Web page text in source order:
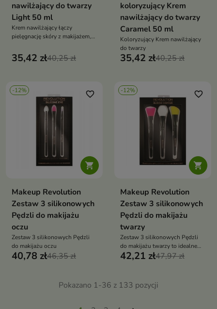
nawilżający do twarzy
Light 50 ml
Krem nawilżający łączy
pielęgnację skóry z makijażem,
naturalnie pięknej, zdrowo
wyglądającej cery
35,42 zł40,25 zł
koloryzujący Krem
nawilżający do twarzy
Caramel 50 ml
Koloryzujący Krem nawilżający
do twarzy
35,42 zł40,25 zł
-12%

favorite_border
Makeup Revolution
Zestaw 3 silikonowych
Pędzli do makijażu
oczu
Zestaw 3 silikonowych Pędzli
do makijażu oczu
40,78 zł46,35 zł
-12%

favorite_border
Makeup Revolution
Zestaw 3 silikonowych
Pędzli do makijażu
twarzy
Zestaw 3 silikonowych Pędzli
do makijażu twarzy to idealne
narzędzie do nakładania
42,21 zł47,97 zł
Pokazano 1-36 z 133 pozycji